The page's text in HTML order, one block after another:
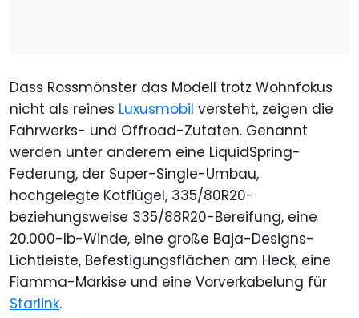
Dass Rossmönster das Modell trotz Wohnfokus
nicht als reines Luxusmobil versteht, zeigen die
Fahrwerks- und Offroad-Zutaten. Genannt
werden unter anderem eine LiquidSpring-
Federung, der Super-Single-Umbau,
hochgelegte Kotflügel, 335/80R20-
beziehungsweise 335/88R20-Bereifung, eine
20.000-lb-Winde, eine große Baja-Designs-
Lichtleiste, Befestigungsflächen am Heck, eine
Fiamma-Markise und eine Vorverkabelung für
Starlink.